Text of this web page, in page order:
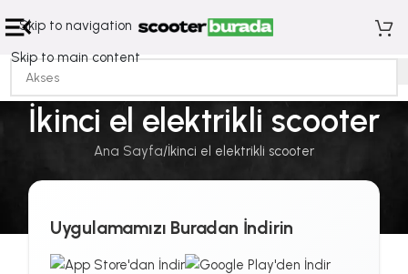
Skip to navigation
Skip to main content
İkinci el elektrikli scooter
Ana Sayfa İkinci el elektrikli scooter
Uygulamamızı Buradan İndirin